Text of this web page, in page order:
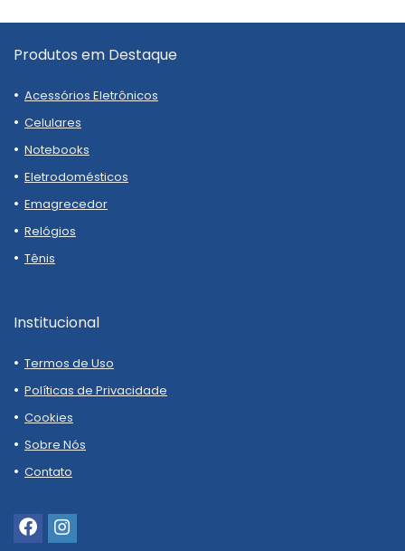
Produtos em Destaque
Acessórios Eletrônicos
Celulares
Notebooks
Eletrodomésticos
Emagrecedor
Relógios
Tênis
Institucional
Termos de Uso
Políticas de Privacidade
Cookies
Sobre Nós
Contato